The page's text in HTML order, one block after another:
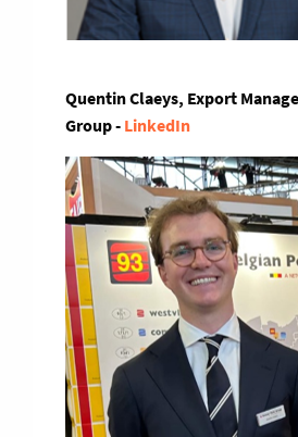
Quentin Claeys, Export
Group - LinkedIn